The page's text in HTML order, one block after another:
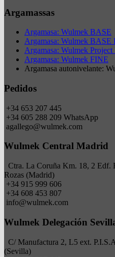
Argamassas
Argamasa: Wulmek BASE
Argamasa: Wulmek BASE
Argamasa: Wulmek Project
Argamasa: Wulmek FINE
Argamasa autonivelante:
Pedidos
+34 653 207 445
+34 605 288 209 WhatsApp
agallego@wulmek.com
Wulmek Central Madrid
Ctra. La Coruña Km. 18, 2
Rozas (Madrid)
+34 915 999 606
+34 608 453 807
info@wulmek.com
Wulmek Delegación
C/ Manufactura 2, L5 ext.
(Sevilla)